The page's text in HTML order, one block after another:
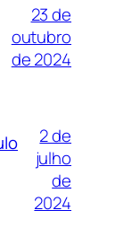
23 de
outubro
de 2024
2 de
julho
de
2024